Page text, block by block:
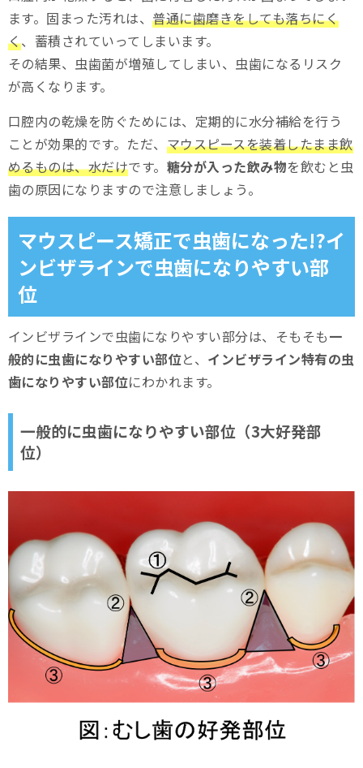
ます。固まった汚れは、普通に歯磨きをしても落ちにく
く、蓄積されていってしまいます。
その結果、虫歯菌が増殖してしまい、虫歯になるリスク
が高くなります。
口腔内の乾燥を防ぐためには、定期的に水分補給を行う
ことが効果的です。ただ、 マウスピースを装着したまま飲
めるものは、水だけです。 糖分が入った飲み物を飲むと虫
歯の原因になりますので注意しましょう。
マウスピース矯正で虫歯になった!?イ
ンビザラインで虫歯になりやすい部
位
インビザラインで虫歯になりやすい部分は、そもそも一
般的に虫歯になりやすい部位と、 インビザライン特有の虫
歯になりやすい部位にわかれます。
一般的に虫歯になりやすい部位（3大好発部
位）